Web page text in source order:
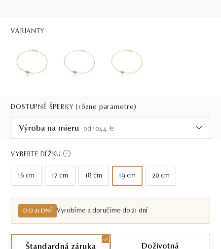
VARIANTY
DOSTUPNÉ ŠPERKY(rôzne parametre)
Výroba na mieru
od 1044 €
Do 21 dní
VYBERTE DĹŽKU
16 cm 17 cm 18 cm 19 cm 20 cm
DO 21 DNÍ Vyrobíme a doručíme do 21 dní
Štandardná záruka
Doživotná